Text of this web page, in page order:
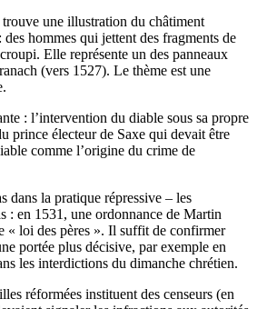
une illustration du châtiment
hommes qui jettent des fragments de
Elle représente un des panneaux
(vers 1527). Le thème est une
: l’intervention du diable sous sa propre
prince électeur de Saxe qui devait être
comme l’origine du crime de
dans la pratique répressive – les
: en 1531, une ordonnance de Martin
« loi des pères ». Il suffit de confirmer
portée plus décisive, par exemple en
les interdictions du dimanche chrétien.
réformées instituent des censeurs (en